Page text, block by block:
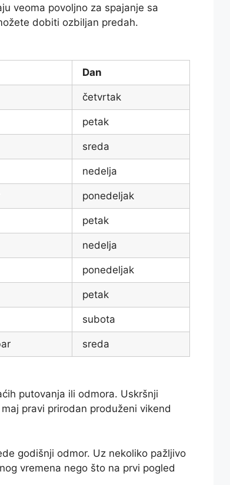
veoma povoljno za spajanje sa
dobiti ozbiljan predah.
Dan
četvrtak
petak
sreda
nedelja
ponedeljak
petak
nedelja
ponedeljak
petak
subota
sreda
putovanja ili odmora. Uskršnji
pravi prirodan produženi vikend
godišnji odmor. Uz nekoliko pažljivo
vremena nego što na prvi pogled